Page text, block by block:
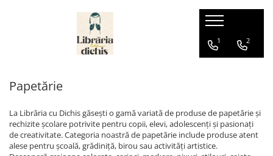
Numărători
Ascuțitori
Corectoare
Radiere
Ghiozdane Ergonomice
Ghiozdane școală
Ghiozdane Clasa Pregătitoare
1 2
Papetărie
La Librăria cu Dichis găsești o gamă variată de produse de papetărie și
rechizite școlare potrivite pentru copii, elevi, adolescenți și pasionați
de creativitate. Categoria noastră de papetărie include produse atent
alese pentru școală, grădiniță, birou sau activități artistice.